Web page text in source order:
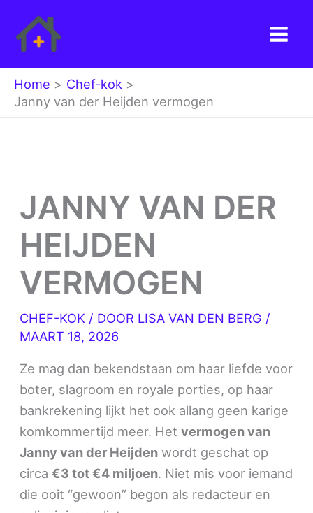
naar
inhoud
Home
Chef-kok
Janny van der Heijden vermogen
JANNY VAN DER
HEIJDEN
VERMOGEN
CHEF-KOK / DOOR LISA VAN DEN BERG /
MAART 18, 2026
Ze mag dan bekendstaan om haar liefde voor
boter, slagroom en royale porties, op haar
bankrekening lijkt het ook allang geen karige
komkommertijd meer. Hetvermogen van
Janny van der Heijden wordt geschat op
circa€3 tot €4 miljoen. Niet mis voor iemand
die ooit “gewoon” begon als redacteur en